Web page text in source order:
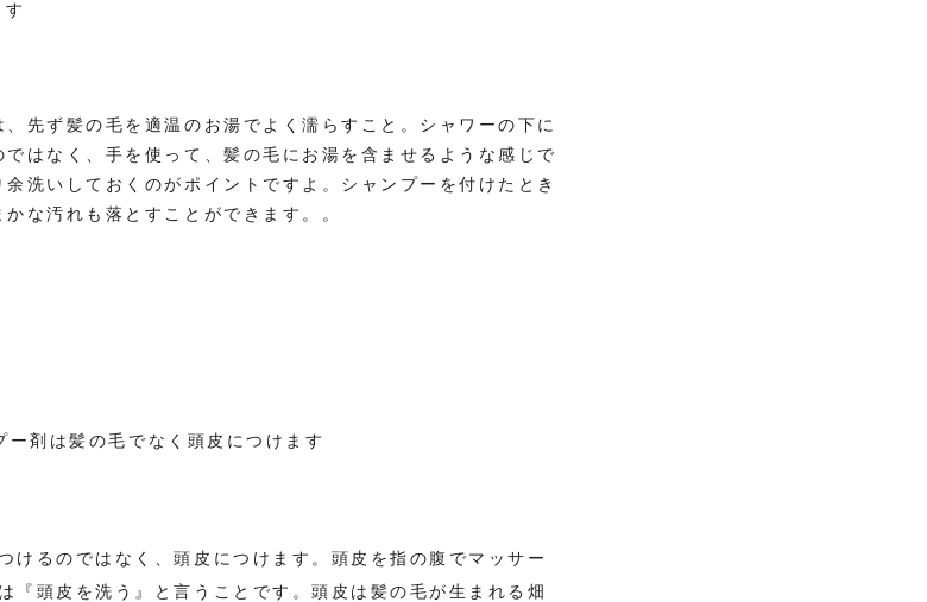
先ず髪の毛を適温のお湯でよく濡らすこと。シャワーの下に
はなく、手を使って、髪の毛にお湯を含ませるような感じで
洗いしておくのがポイントですよ。シャンプーを付けたとき
な汚れも落とすことができます。。
ー剤は髪の毛でなく頭皮につけます
けるのではなく、頭皮につけます。頭皮を指の腹でマッサー
『頭皮を洗う』と言うことです。頭皮は髪の毛が生まれる畑